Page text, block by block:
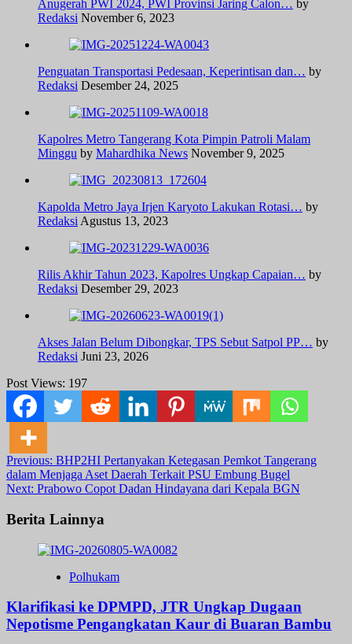
Anugerah PWI 2024, PWI Provinsi Jaring Calon… by
Redaksi November 6, 2023
Penguatan Transportasi Pedesaan, Keperintisan dan… by
Redaksi Desember 24, 2025
Kapolres Metro Tangerang Kota Pimpin Patroli Malam
Minggu by Mahardhika News November 9, 2025
Kapolda Metro Jaya Irjen Karyoto Lakukan Rotasi… by
Redaksi Agustus 13, 2023
Rilis Akhir Tahun 2023, Kapolres Ungkap Capaian… by
Redaksi Desember 29, 2023
Akses Jalan Belum Dibongkar, TPS Sebut Satpol PP… by
Redaksi Juni 23, 2026
Post Views: 197
Post
navigation
Previous: BHP2HI Pertanyakan Ketegasan Pemkot Tangerang
dalam Menjaga Aset Daerah Terkait PSU Embung Bugel
Next: Prabowo Copot Dadan Hindayana dari Kepala BGN
Berita Lainnya
Polhukam
Klarifikasi ke DPMPD, JTR Ungkap Dugaan
Nepotisme Pengangkatan Kaur di Buaran Bambu